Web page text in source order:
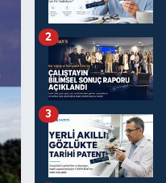
2
3